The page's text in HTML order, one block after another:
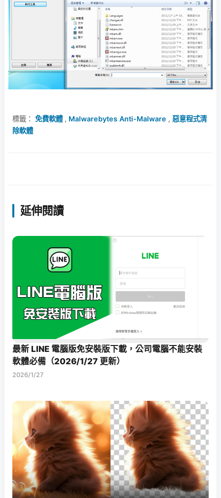
標籤： 免費軟體, Malwarebytes Anti-Malware , 惡意程式清
除軟體
延伸閱讀
最新 LINE 電腦版免安裝版下載，公司電腦不能安裝
軟體必備（2026/1/27 更新）
2026/1/27